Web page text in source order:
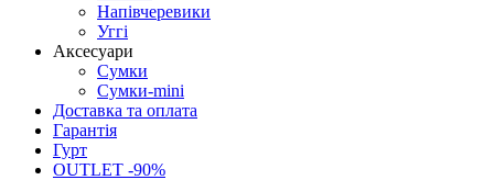
Напівчеревики
Уггі
Аксесуари
Сумки
Сумки-mini
Доставка та оплата
Гарантія
Гурт
OUTLET -90%